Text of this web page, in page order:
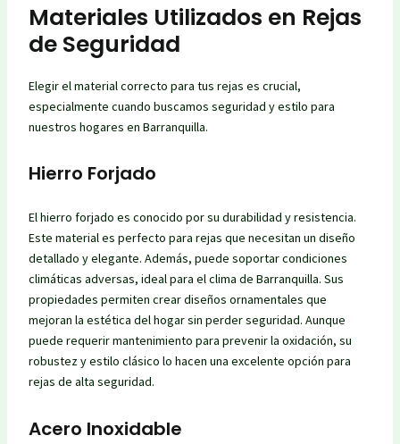
Materiales Utilizados en Rejas
de Seguridad
Elegir el material correcto para tus rejas es crucial,
especialmente cuando buscamos seguridad y estilo para
nuestros hogares en Barranquilla.
Hierro Forjado
El hierro forjado es conocido por su durabilidad y resistencia.
Este material es perfecto para rejas que necesitan un diseño
detallado y elegante. Además, puede soportar condiciones
climáticas adversas, ideal para el clima de Barranquilla. Sus
propiedades permiten crear diseños ornamentales que
mejoran la estética del hogar sin perder seguridad. Aunque
puede requerir mantenimiento para prevenir la oxidación, su
robustez y estilo clásico lo hacen una excelente opción para
rejas de alta seguridad.
Acero Inoxidable